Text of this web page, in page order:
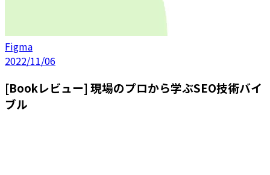
Figma
2022/11/06
[Bookレビュー] 現場のプロから学ぶSEO技術バイ
ブル